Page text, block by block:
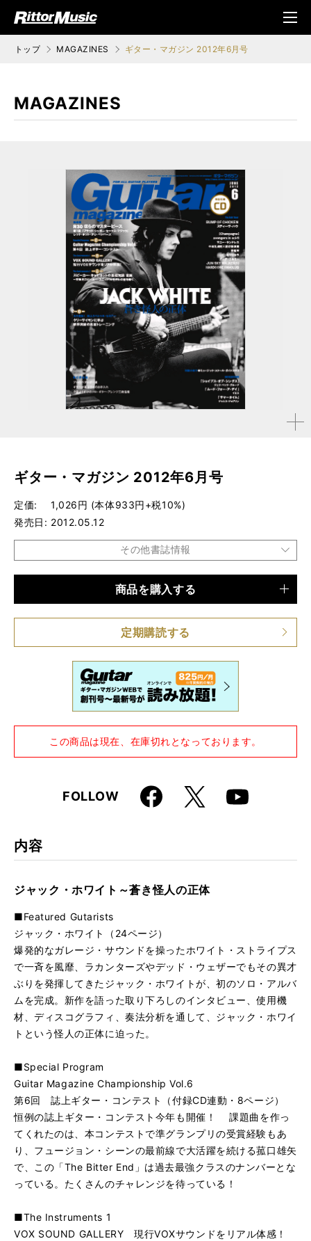
ジック (Rittor Musi
メニ
ュ
トップ MAGAZINES ギター・マガジン 2012年6月号
MAGAZINES
拡大す
ギター・マガジン 2012年6月号
定価
1,026円 (本体933円+税10%)
発売日
2012.05.12
その他書誌情報
仕様 A4変形判 / 268ページ / CD・小冊子付き
商品を購入する
定期購読する
この商品は現在、在庫切れとなっております。
FOLLOWFaceboo
k
X Youtube
内容
ジャック・ホワイト～蒼き怪人の正体
■Featured Gutarists
ジャック・ホワイト（24ページ）
爆発的なガレージ・サウンドを操ったホワイト・ストライプス
で一斉を風靡、ラカンターズやデッド・ウェザーでもその異才
ぶりを発揮してきたジャック・ホワイトが、初のソロ・アルバ
ムを完成。新作を語った取り下ろしのインタビュー、使用機
材、ディスコグラフィ、奏法分析を通して、ジャック・ホワイ
トという怪人の正体に迫った。
■Special Program
Guitar Magazine Championship Vol.6
第6回 誌上ギター・コンテスト（付録CD連動・8ページ）
恒例の誌上ギター・コンテスト今年も開催！ 課題曲を作っ
てくれたのは、本コンテストで準グランプリの受賞経験もあ
り、フュージョン・シーンの最前線で大活躍を続ける菰口雄矢
で、この「The Bitter End」は過去最強クラスのナンバーとな
っている。たくさんのチャレンジを待っている！
■The Instruments 1
VOX SOUND GALLERY 現行VOXサウンドをリアル体感！